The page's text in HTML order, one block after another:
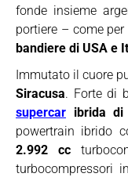
fonde insieme
portiere – come
bandiere di USA e
Immutato il cuore
Siracusa. Forte di
supercar ibrida di
powertrain ibrido
2.992 cc
turbocompressori